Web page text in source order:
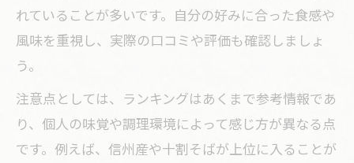
れていることが多いです。自分の好みに合った食感や
風味を重視し、実際の口コミや評価も確認しましょ
う。
注意点としては、ランキングはあくまで参考情報であ
り、個人の味覚や調理環境によって感じ方が異なる点
です。例えば、信州産や十割そばが上位に入ることが